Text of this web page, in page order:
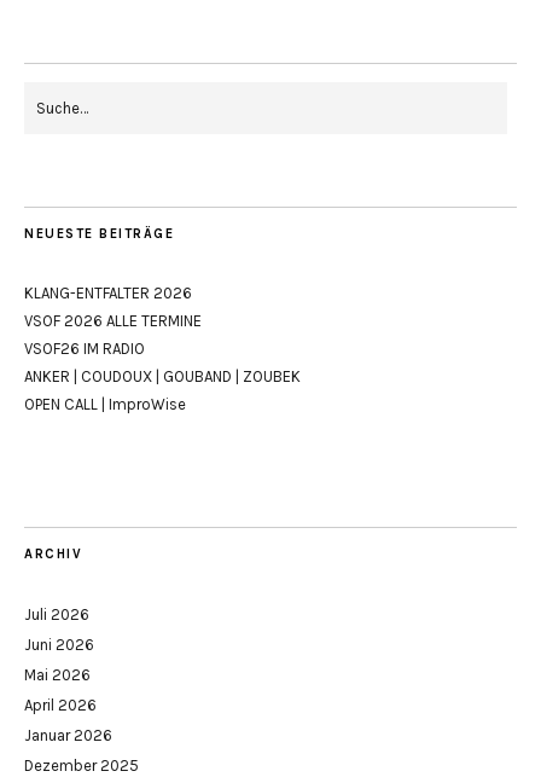
NEUESTE BEITRÄGE
KLANG-ENTFALTER 2026
VSOF 2026 ALLE TERMINE
VSOF26 IM RADIO
ANKER | COUDOUX | GOUBAND | ZOUBEK
OPEN CALL | ImproWise
ARCHIV
Juli 2026
Juni 2026
Mai 2026
April 2026
Januar 2026
Dezember 2025